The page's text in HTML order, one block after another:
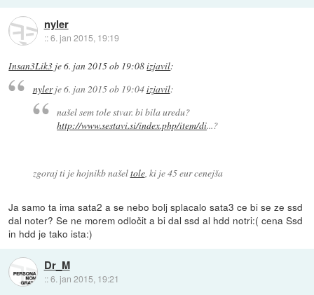
nyler
::6. jan 2015, 19:19
Insan3Lik3 je6. jan 2015 ob 19:08izjavil:
nylerje6. jan 2015 ob 19:04izjavil:
našel sem tole stvar. bi bila uredu?
http://www.sestavi.si/index.php/item/di...?
zgoraj ti je hojnikb našeltole, ki je 45 eur cenejša
Ja samo ta ima sata2 a se nebo bolj splacalo sata3 ce bi se ze ssd
dal noter? Se ne morem odločit a bi dal ssd al hdd notri:( cena Ssd
in hdd je tako ista:)
Dr_M
::6. jan 2015, 19:21